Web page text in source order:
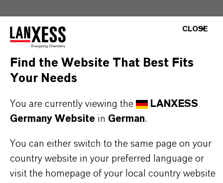
PRODUKTINFORMATIONEN
CLOSE
Find the Website That Best Fits
Your Needs
You are currently viewing the
LANXESS
Germany Website in German.
You can either switch to the same page on your
country website in your preferred language or
visit the homepage of your local country website